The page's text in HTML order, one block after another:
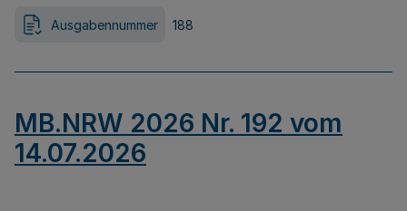
Ausgabennummer 188
MB.NRW 2026 Nr. 192 vom
14.07.2026